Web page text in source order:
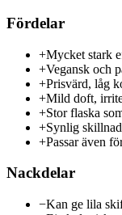
Fördelar
+Mycket stark
+Vegansk och
+Prisvärd, låg
+Mild doft,
+Stor flaska
+Synlig
+Passar även
Nackdelar
−Kan ge lila